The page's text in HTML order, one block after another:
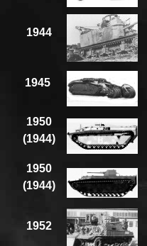
1944
1945
1950
(1944)
1950
(1944)
1952